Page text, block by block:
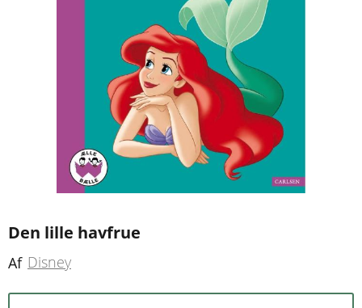
Den lille havfrue
Af Disney